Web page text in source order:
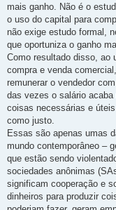
mais ganho. Não é o
o uso do capital para
não exige estudo formal,
que oportuniza o ganho
Como resultado disso, ao
compra e venda
remunerar o vendedor
das vezes o salário
coisas necessárias e
como justo.
Essas são apenas umas
mundo contemporâneo –
que estão sendo
sociedades anônimas
significam cooperação e
dinheiros para produzir